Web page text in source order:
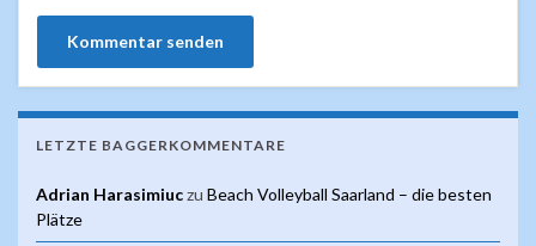
LETZTE BAGGERKOMMENTARE
Adrian Harasimiuczu Beach Volleyball Saarland – die besten
Plätze